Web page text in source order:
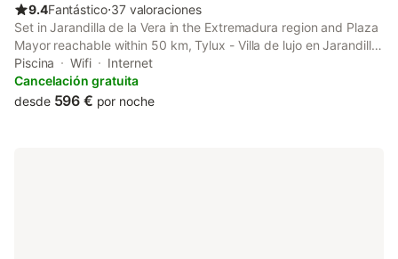
9.4Fantástico⋅37 valoraciones
Set in Jarandilla de la Vera in the Extremadura region and Plaza
Mayor reachable within 50 km, Tylux - Villa de lujo en Jarandilla
offers accommodation with free WiFi, a children's playground,
an infinity pool and free private parking.
Piscina Wifi
Internet
Cancelación gratuita
desde 596 € por noche